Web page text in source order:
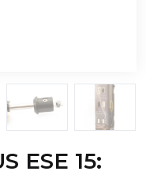
ESE 15: